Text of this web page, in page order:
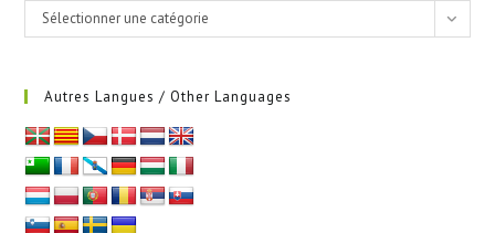
Catégories
Sélectionner une catégorie
Autres Langues / Other Languages